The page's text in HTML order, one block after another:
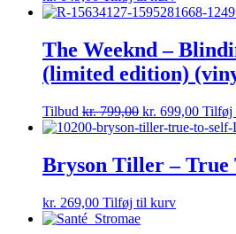
The Weeknd –
(limited edition)
Tilbud kr.799,00 kr. 699,00 Tilføj
Bryson Tiller – True
kr. 269,00 Tilføj til kurv